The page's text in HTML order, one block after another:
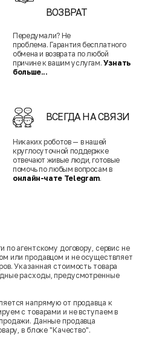
ВОЗВРАТ
Передумали? Не
проблема. Гарантия бесплатного
обмена и возврата по любой
причине к вашим услугам. Узнать
больше...
ВСЕГДА НА СВЯЗИ
Никаких роботов — в нашей
круглосуточной поддержке
отвечают живые люди, готовые
помочь по любым вопросам в
онлайн-чате Telegram.
по агентскому договору, сервис не
или продавцом и не осуществляет
Указанная стоимость товара
расходы, предусмотренные
напрямую от продавца к
с товарами и не вступаем в
Данные продавца
в блоке "Качество".